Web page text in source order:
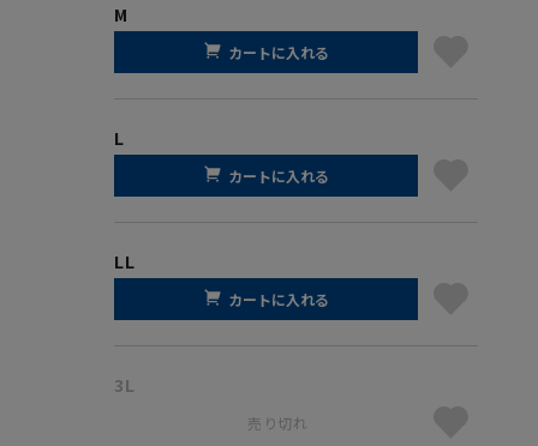
M
カートに入れる
L
カートに入れる
LL
カートに入れる
3L
売り切れ